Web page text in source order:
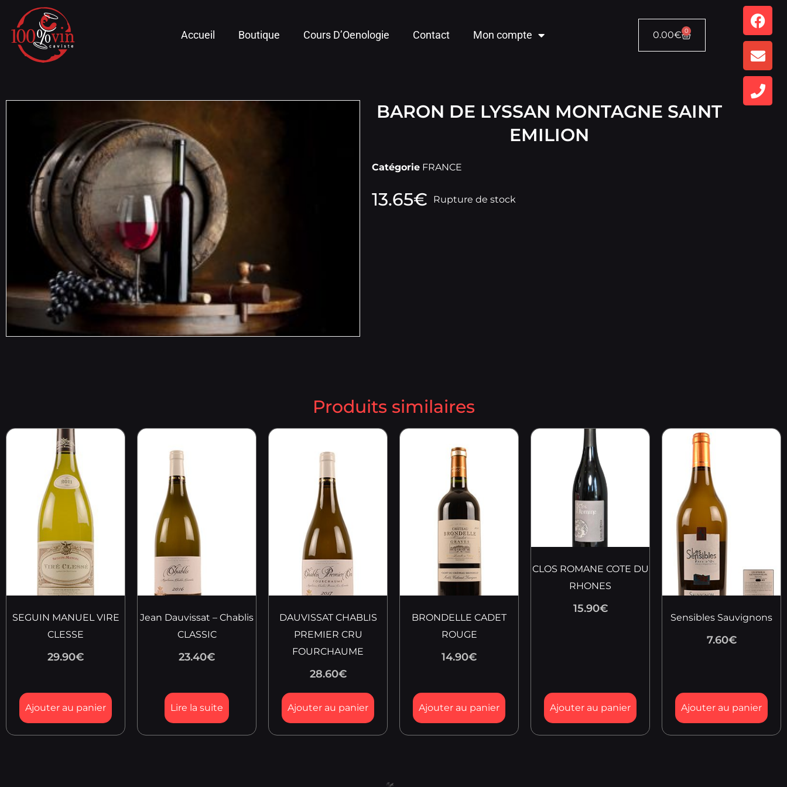
Accueil Boutique Cours D’Oenologie Contact Mon compte 0.00€ 0
BARON DE LYSSAN MONTAGNE SAINT
EMILION
Catégorie FRANCE
13.65€ Rupture de stock
Produits similaires
SEGUIN MANUEL VIRE
CLESSE
29.90€
Ajouter au panier
Jean Dauvissat – Chablis
CLASSIC
23.40€
Lire la suite
DAUVISSAT CHABLIS
PREMIER CRU
FOURCHAUME
28.60€
Ajouter au panier
BRONDELLE CADET
ROUGE
14.90€
Ajouter au panier
CLOS ROMANE COTE DU
RHONES
15.90€
Ajouter au panier
Sensibles Sauvignons
7.60€
Ajouter au panier